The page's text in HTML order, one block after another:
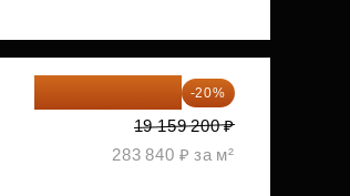
-20%
19 159 200 ₽
283 840 ₽ за м²